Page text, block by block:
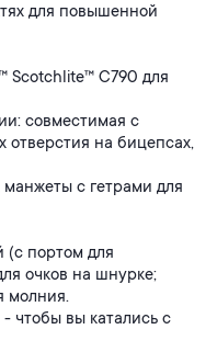
для повышенной
Scotchlite™ C790 для
совместимая с
отверстия на бицепсах,
с гетрами для
(с портом для
очков на шнурке;
молния.
чтобы вы катались с